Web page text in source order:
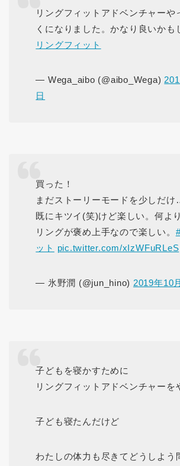
リングフィットアドベンチャーや
くになりました。かなり良いかも
リングフィット
— Wega_aibo (@aibo_Wega)
日
買った！
まだストーリーモードを少しだ
既にキツイ(笑)けど楽しい。何よ
リングが褒め上手なので楽しい。
ット pic.twitter.com/xIzWFuRLeS
— 氷野潤 (@jun_hino) 2019年10
子どもを寝かすために
リングフィットアドベンチャーを
子ども寝たんだけど
わたしの体力も尽きてどうしよう